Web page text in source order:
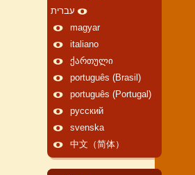
עברית
magyar
italiano
ქართული
português (Brasil)
português (Portugal)
русский
svenska
中文（简体）